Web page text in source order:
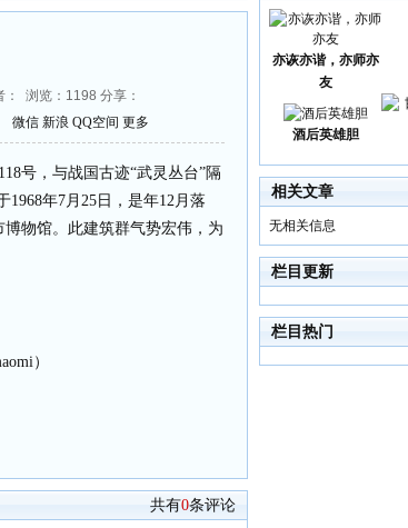
浏览： 1198 分享：
微信 新浪 QQ空间 更多
号，与战国古迹“武灵丛台”隔
年7月25日，是年12月落
物馆。此建筑群气势宏伟，为
）
共有0条评论
亦诙亦谐，亦师亦
友
酒后英雄胆
相关文章
无相关信息
栏目更新
栏目热门